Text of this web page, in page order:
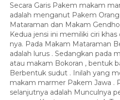
Secara Garis Pakem makam
adalah menganut Pakem
Mataraman dan Makam
Kedua jensi ini memiliki ciri
nya. Pada Makam Mataraman
adalah lurus . Sedangkan pada
atau makam Bokoran , bentuk
Berbentuk sudut . Inilah yang
makam marmer Pakem Jawa .
selanjutnya adalah Munculnya